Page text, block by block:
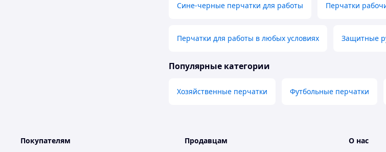
Сине-черные перчатки для работы Перчатки
Перчатки для работы в любых условиях Защитные
Популярные категории
Хозяйственные перчатки Футбольные перчатки
Покупателям Продавцам О нас